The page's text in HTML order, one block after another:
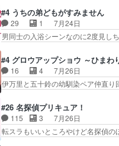
相変わらずで草ルディ君釣り… ル
フィエットとロキシーとの… 離れ
別れがあったり絶望の大…
様とは...本当の愛とは...なんぞ…
ケとツッコミで笑わせつつ、… こ
リーにも登場人物にも全く… 家
時の貧乏ゆすりとか、ラ… お姉
に、ララは何を思うのだ… 息を
話まで視聴。2026… ララの王子
に動き出した回。…
#4 うちの弟どもがすみません
29 1
7月24日
男同士の入浴シーンなのに2度見
散歩って逃げるよね！糸と類を
倒見るのが1番大変そう糸は誰と
甘えさせるまでの糸と周りの出
えちゃうぞ宣言。思ったよりラ
目的を忘れてますますヤング… で
するのは嫌。世話を拒んで… ゴメ
で散歩させてたのか(*…
#4 グロウアップショウ ～ひまわ
16 4
7月26日
伊万里と五十鈴の幼馴染ペア仲
や、これ素晴らしいコメディアニ
回なのにビキニじゃない！これは
推しの吾野伊万里ちゃん担当回
んの手品回であり水着回ね。瑞
#26 名探偵プリキュア！
115 3
7月26日
転スラもいいところやけど名探